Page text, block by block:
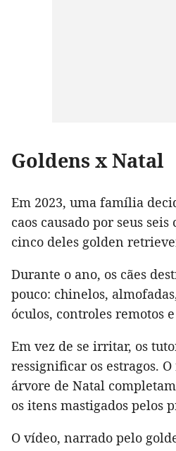
Goldens x Natal
Em 2023, uma família
caos causado por seus
cinco deles golden
Durante o ano, os cães
pouco: chinelos,
óculos, controles remotos
Em vez de se irritar, os
ressignificar os estragos.
árvore de Natal
os itens mastigados pelos
O vídeo, narrado pelo